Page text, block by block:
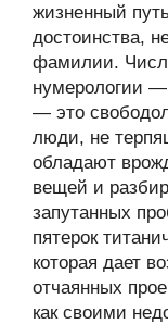
жизненный
достоинства,
фамилии.
нумерологии
— это
люди, не
обладают
вещей и
запутанных
пятерок
которая дает
отчаянных
как своими